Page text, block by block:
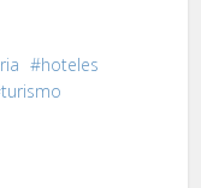
hoteles
turismo